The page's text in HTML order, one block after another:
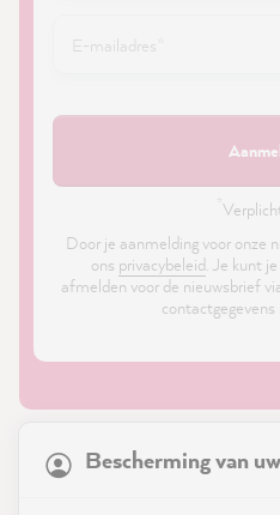
Door je aanmelding voor onze
ons privacybeleid. Je kunt
afmelden voor de nieuwsbrief
Bescherming van
21,867Reviews